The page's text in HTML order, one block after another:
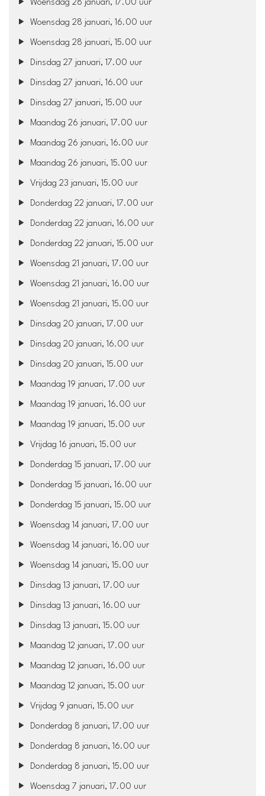
Woensdag 28 januari, 17.00 uur
Woensdag 28 januari, 16.00 uur
Woensdag 28 januari, 15.00 uur
Dinsdag 27 januari, 17.00 uur
Dinsdag 27 januari, 16.00 uur
Dinsdag 27 januari, 15.00 uur
Maandag 26 januari, 17.00 uur
Maandag 26 januari, 16.00 uur
Maandag 26 januari, 15.00 uur
Vrijdag 23 januari, 15.00 uur
Donderdag 22 januari, 17.00 uur
Donderdag 22 januari, 16.00 uur
Donderdag 22 januari, 15.00 uur
Woensdag 21 januari, 17.00 uur
Woensdag 21 januari, 16.00 uur
Woensdag 21 januari, 15.00 uur
Dinsdag 20 januari, 17.00 uur
Dinsdag 20 januari, 16.00 uur
Dinsdag 20 januari, 15.00 uur
Maandag 19 januari, 17.00 uur
Maandag 19 januari, 16.00 uur
Maandag 19 januari, 15.00 uur
Vrijdag 16 januari, 15.00 uur
Donderdag 15 januari, 17.00 uur
Donderdag 15 januari, 16.00 uur
Donderdag 15 januari, 15.00 uur
Woensdag 14 januari, 17.00 uur
Woensdag 14 januari, 16.00 uur
Woensdag 14 januari, 15.00 uur
Dinsdag 13 januari, 17.00 uur
Dinsdag 13 januari, 16.00 uur
Dinsdag 13 januari, 15.00 uur
Maandag 12 januari, 17.00 uur
Maandag 12 januari, 16.00 uur
Maandag 12 januari, 15.00 uur
Vrijdag 9 januari, 15.00 uur
Donderdag 8 januari, 17.00 uur
Donderdag 8 januari, 16.00 uur
Donderdag 8 januari, 15.00 uur
Woensdag 7 januari, 17.00 uur